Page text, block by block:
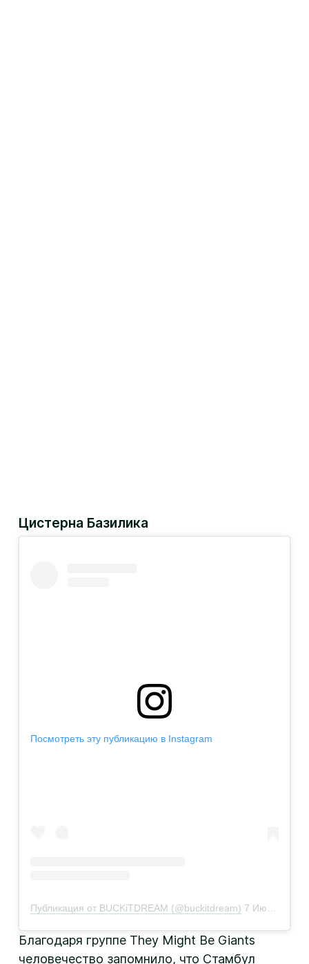
Цистерна Базилика
Посмотреть эту публикацию в Instagram
Публикация от BUCKiTDREAM (@buckitdream) 7 Июн 2019 в 2:33 PDT
Благодаря группе They Might Be Giants
человечество запомнило, что Стамбул